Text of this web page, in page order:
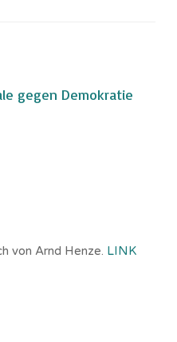
gegen Demokratie
von Arnd Henze. LINK